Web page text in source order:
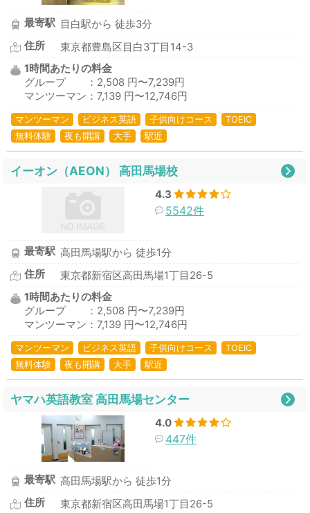
最寄駅 目白駅から 徒歩3分
住所
東京都豊島区目白3丁目14-3
1時間あたりの料金
グループ ：2,508 円〜7,239円
マンツーマン：7,139 円〜12,746円
マンツーマン ビジネス英語 子供向けコース
TOEIC
無料体験
夜も開講 大手 駅近
イーオン（AEON） 高田馬場校
4.3
5542件
最寄駅 高田馬場駅から 徒歩1分
住所
東京都新宿区高田馬場1丁目26-5
1時間あたりの料金
グループ ：2,508 円〜7,239円
マンツーマン：7,139 円〜12,746円
マンツーマン ビジネス英語 子供向けコース
TOEIC
無料体験
夜も開講 大手 駅近
ヤマハ英語教室 高田馬場センター
4.0
447件
最寄駅 高田馬場駅から 徒歩1分
住所
東京都新宿区高田馬場1丁目26-5